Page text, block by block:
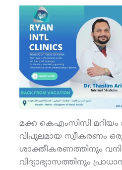
മക്ക കെഎംസിസി
വിപുലമായ സ്വീകരണം
ശാക്തീകരണത്തിനും
വിദ്യാഭ്യാസത്തിനും